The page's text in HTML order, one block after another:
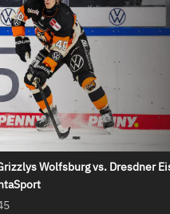
Wolfsburg vs. Dresdner